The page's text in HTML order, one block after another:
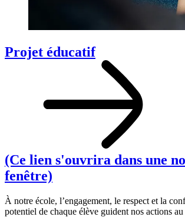
Projet éducatif
(Ce lien s'ouvrira dans une
fenêtre)
À notre école, l’engagement, le respect et la
potentiel de chaque élève guident nos actions